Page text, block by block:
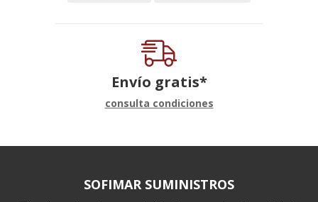
Envío gratis*
consulta condiciones
SOFIMAR SUMINISTROS